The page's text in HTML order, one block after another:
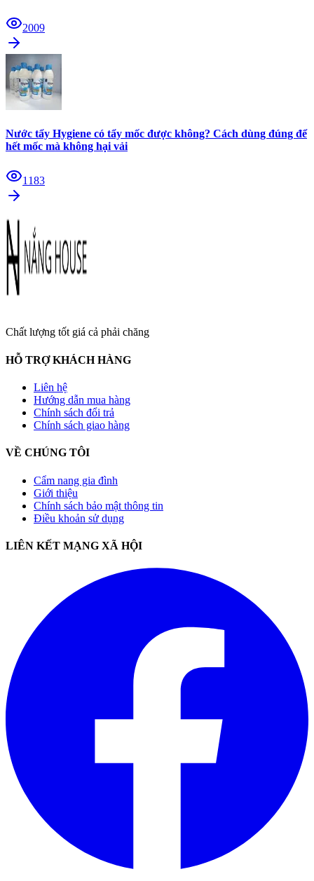
2009
Nước tẩy Hygiene có tẩy mốc được không? Cách dùng đúng để
hết mốc mà không hại vải
1183
Chất lượng tốt giá cả phải chăng
HỖ TRỢ KHÁCH HÀNG
Liên hệ
Hướng dẫn mua hàng
Chính sách đổi trả
Chính sách giao hàng
VỀ CHÚNG TÔI
Cẩm nang gia đình
Giới thiệu
Chính sách bảo mật thông tin
Điều khoản sử dụng
LIÊN KẾT MẠNG XÃ HỘI